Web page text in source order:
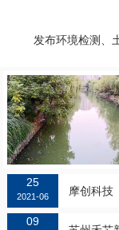
发布环境检测、
25
2021-06 摩创科技
09